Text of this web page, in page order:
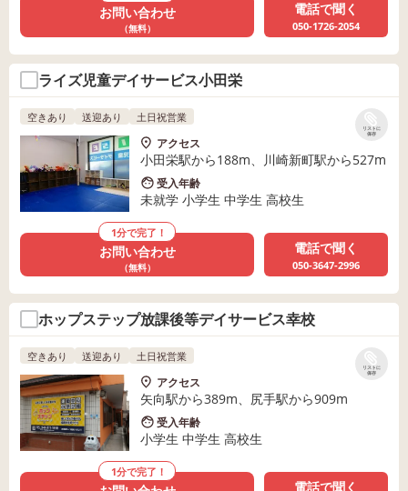
お問い合わせ
（無料）
電話で聞く
050-1726-2054
ライズ児童デイサービス小田栄
リストに
保存
空きあり 送迎あり 土日祝営業
アクセス
小田栄駅から188m、川崎新町駅から527m
受入年齢
未就学 小学生 中学生 高校生
1分で完了！
お問い合わせ
（無料）
電話で聞く
050-3647-2996
ホップステップ放課後等デイサービス幸校
リストに
保存
空きあり 送迎あり 土日祝営業
アクセス
矢向駅から389m、尻手駅から909m
受入年齢
小学生 中学生 高校生
1分で完了！
電話で聞く